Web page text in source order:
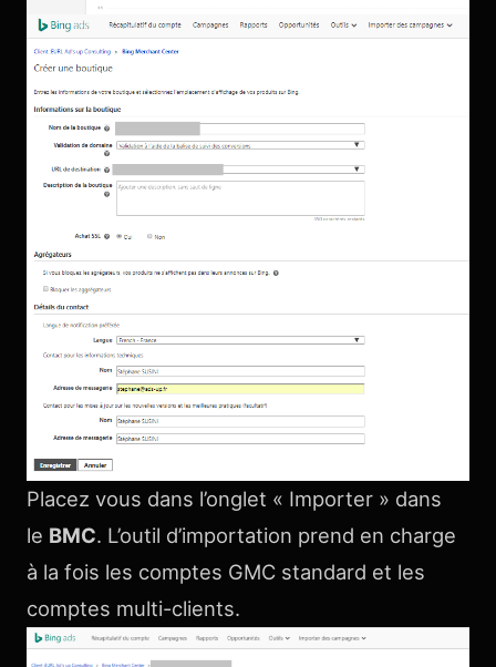
Placez vous dans l’onglet « Importer » dans
le BMC. L’outil d’importation prend en charge
à la fois les comptes GMC standard et les
comptes multi-clients.